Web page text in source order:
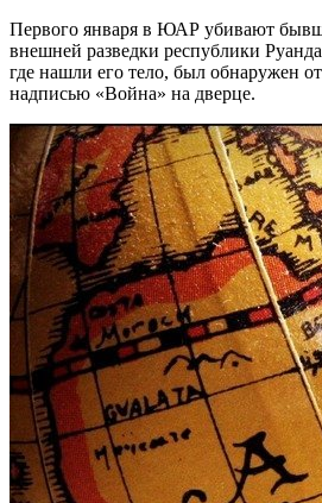
Первого января в ЮАР убивают
внешней разведки республики
где нашли его тело, был обнаружен
надписью «Война» на дверце.